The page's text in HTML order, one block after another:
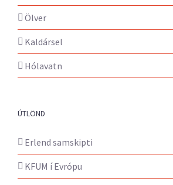
Ölver
Kaldársel
Hólavatn
ÚTLÖND
Erlend samskipti
KFUM í Evrópu